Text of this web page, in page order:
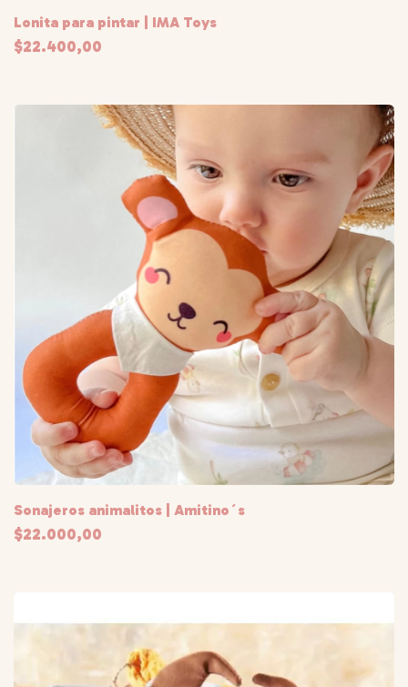
Lonita para pintar | IMA Toys
$22.400,00
Sonajeros animalitos | Amitino´s
$22.000,00